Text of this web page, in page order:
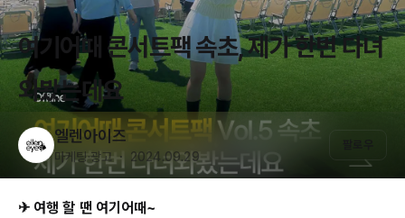
여기어때 콘서트팩 속초, 제가 한번 다녀
와봤는데요
엘렌아이즈
마케팅·광고 ・ 2024.09.29
✈ 여행 할 땐 여기어때~